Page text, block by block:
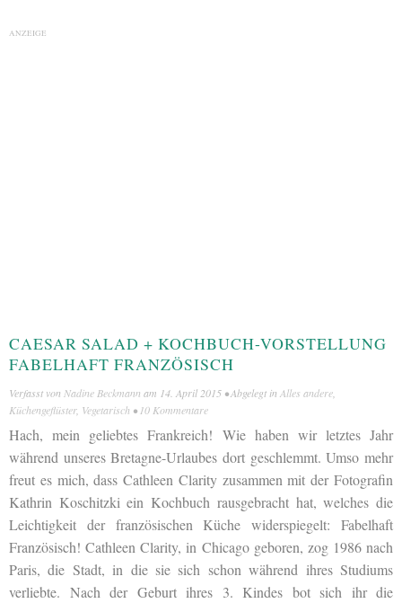
ANZEIGE
CAESAR SALAD + KOCHBUCH-VORSTELLUNG
FABELHAFT FRANZÖSISCH
Verfasst von Nadine Beckmann am 14. April 2015 • Abgelegt in Alles andere
Küchengeflüster, Vegetarisch • 10 Kommentare
Hach, mein geliebtes Frankreich! Wie haben wir letztes Jahr
während unseres Bretagne-Urlaubes dort geschlemmt. Umso mehr
freut es mich, dass Cathleen Clarity zusammen mit der Fotografin
Kathrin Koschitzki ein Kochbuch rausgebracht hat, welches die
Leichtigkeit der französischen Küche widerspiegelt: Fabelhaft
Französisch! Cathleen Clarity, in Chicago geboren, zog 1986 nach
Paris, die Stadt, in die sie sich schon während ihres Studiums
verliebte. Nach der Geburt ihres 3. Kindes bot sich ihr die